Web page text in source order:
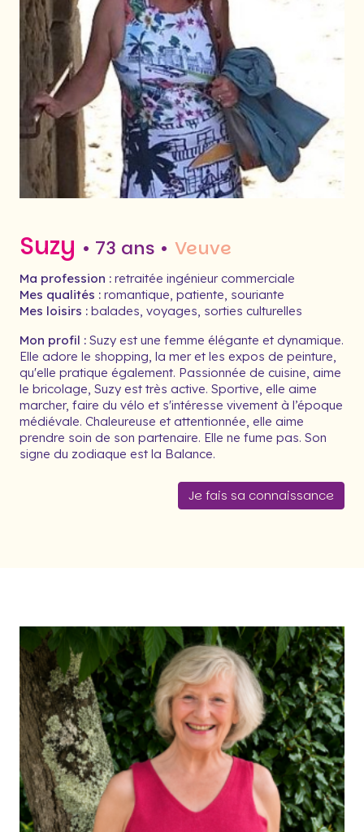
Suzy • 73 ans • Veuve
Ma profession : retraitée ingénieur commerciale
Mes qualités : romantique, patiente, souriante
Mes loisirs : balades, voyages, sorties culturelles
Mon profil : Suzy est une femme élégante et dynamique.
Elle adore le shopping, la mer et les expos de peinture,
qu'elle pratique également. Passionnée de cuisine, aime
le bricolage, Suzy est très active. Sportive, elle aime
marcher, faire du vélo et s'intéresse vivement à l’époque
médiévale. Chaleureuse et attentionnée, elle aime
prendre soin de son partenaire. Elle ne fume pas. Son
signe du zodiaque est la Balance.
Je fais sa connaissance